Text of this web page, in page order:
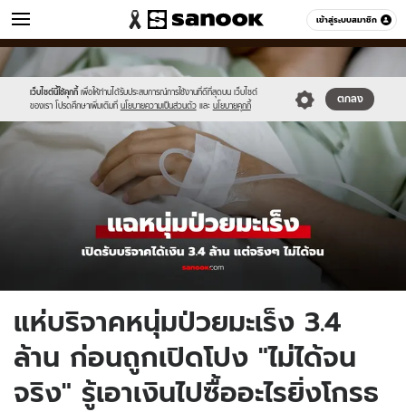
เข้าสู่ระบบสมาชิก
ข่าว หมวดอื่นๆ
เว็บไซต์นี้ใช้คุกกี้ เพื่อให้ท่านได้รับประสบการณ์การใช้งานที่ดีที่สุดบน เว็บไซต์
ของเรา โปรดศึกษาเพิ่มเติมที่ นโยบายความเป็นส่วนตัว และ นโยบายคุกกี้
ตกลง
Sanook
//s.isanook.com/sr/0/images/logo-
new-
sanook.png
600
//s.isanook.com/ns/0/ud/1929/9649814/new-
thumbnail1200x720-
2024-.jpg
แห่บริจาคหนุ่มป่วยมะเร็ง 3.4
ล้าน ก่อนถูกเปิดโปง "ไม่ได้จน
จริง" รู้เอาเงินไปซื้ออะไรยิ่งโกรธ